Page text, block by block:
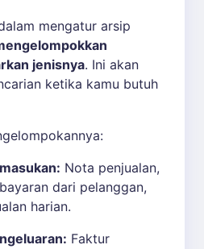
mengatur arsip
jenisnya. Ini akan
ketika kamu butuh
Nota penjualan,
dari pelanggan,
harian.
Faktur